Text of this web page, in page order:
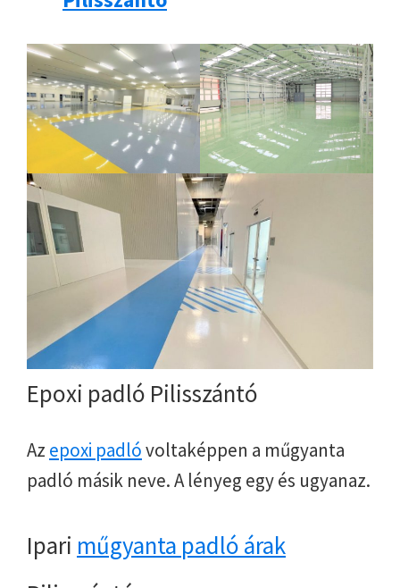
Epoxi padló Pilisszántó
Az epoxi padlóvoltaképpen a műgyanta
padló másik neve. A lényeg egy és ugyanaz.
Ipari műgyanta padló árak